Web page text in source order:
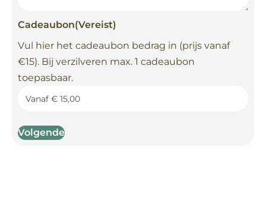
Cadeaubon(Vereist)
Vul hier het cadeaubon bedrag in (prijs vanaf
€15). Bij verzilveren max. 1 cadeaubon
toepasbaar.